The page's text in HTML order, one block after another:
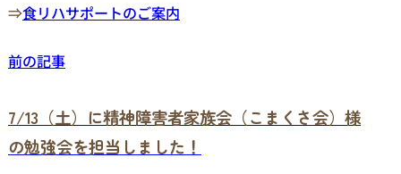
⇒食リハサポートのご案内
前の記事
7/13（土）に精神障害者家族会（こまくさ会）様
の勉強会を担当しました！